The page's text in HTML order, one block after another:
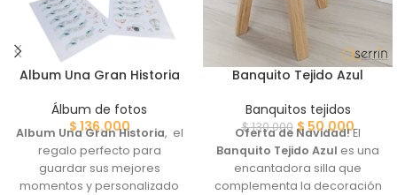
Album Una Gran Historia
Álbum de fotos
$136.000
Album Una Gran Historia, el
regalo perfecto para
guardar sus mejores
momentos y personalizado
Banquito Tejido Azul
Banquitos tejidos
$130.000 $50.000
Oferta de Navidad!El
Banquito Tejido Azul es una
encantadora silla que
complementa la decoración